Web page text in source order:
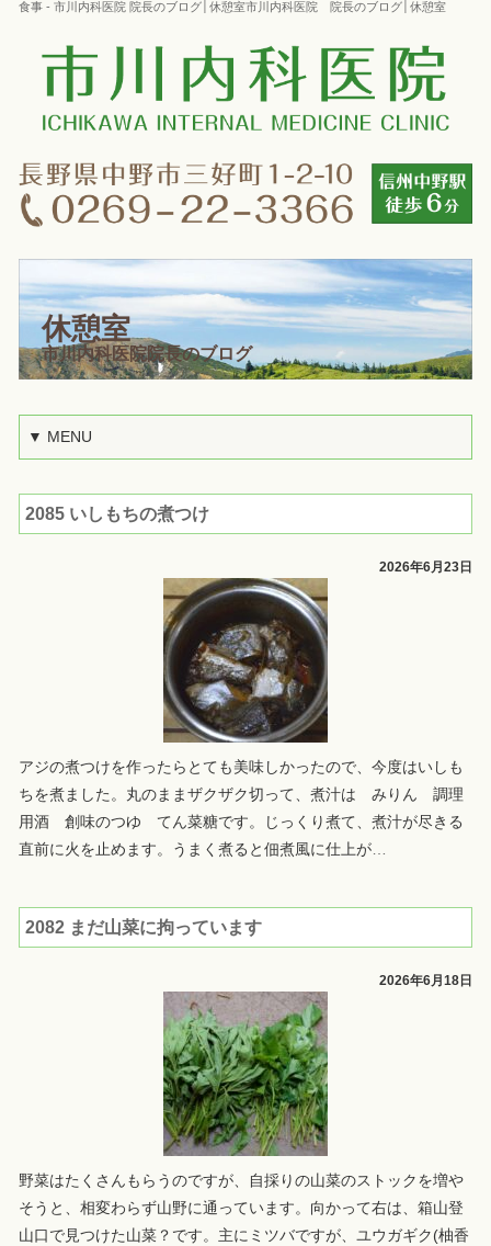
食事 - 市川内科医院 院長のブログ│休憩室市川内科医院 院長のブログ│休憩室
休憩室
市川内科医院院長のブログ
▼ MENU
2085 いしもちの煮つけ
2026年6月23日
アジの煮つけを作ったらとても美味しかったので、今度はいしも
ちを煮ました。丸のままザクザク切って、煮汁は みりん 調理
用酒 創味のつゆ てん菜糖です。じっくり煮て、煮汁が尽きる
直前に火を止めます。うまく煮ると佃煮風に仕上が…
2082 まだ山菜に拘っています
2026年6月18日
野菜はたくさんもらうのですが、自採りの山菜のストックを増や
そうと、相変わらず山野に通っています。向かって右は、箱山登
山口で見つけた山菜？です。主にミツバですが、ユウガギク(柚香